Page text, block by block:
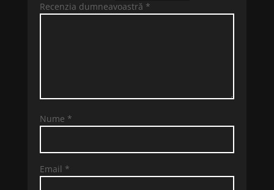
Recenzia dumneavoastră *
Nume *
Email *